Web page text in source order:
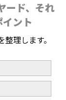
ード、それ
ント
理します。